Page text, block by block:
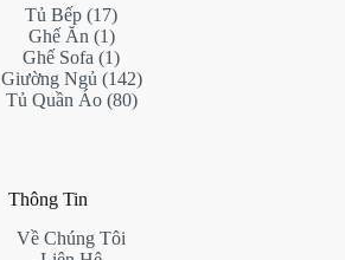
Tủ Bếp 1717
products
Ghế Ăn 11
product
Ghế Sofa 11
product
Giường Ngủ 142142
products
Tủ Quần Áo 8080
Thông Tin
Về Chúng Tôi